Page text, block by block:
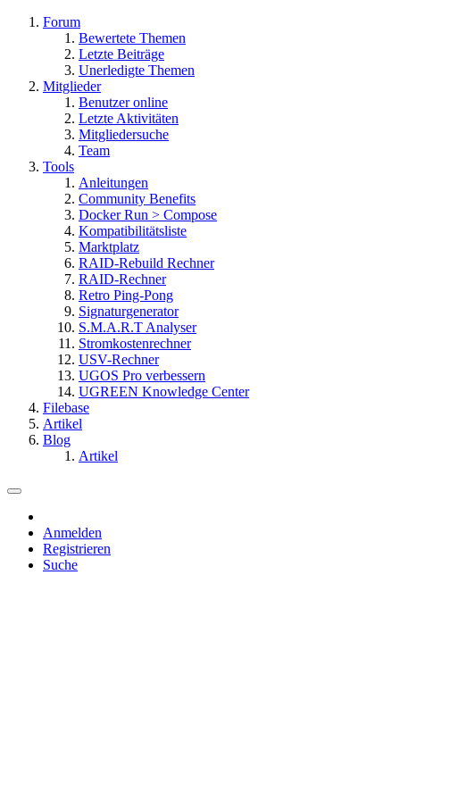
Forum
Bewertete Themen
Letzte Beiträge
Unerledigte Themen
Mitglieder
Benutzer online
Letzte Aktivitäten
Mitgliedersuche
Team
Tools
Anleitungen
Community Benefits
Docker Run > Compose
Kompatibilitätsliste
Marktplatz
RAID-Rebuild Rechner
RAID-Rechner
Retro Ping-Pong
Signaturgenerator
S.M.A.R.T Analyser
Stromkostenrechner
USV-Rechner
UGOS Pro verbessern
UGREEN Knowledge Center
Filebase
Artikel
Blog
Artikel
Anmelden
Registrieren
Suche